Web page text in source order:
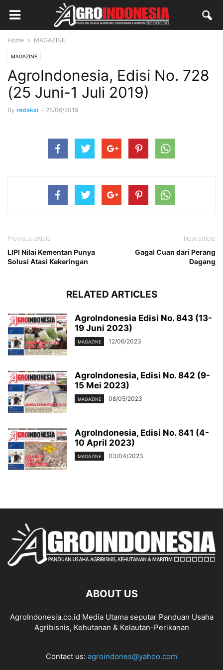
Home MAGAZINE
MAGAZINE
AgroIndonesia, Edisi No. 728
(25 Juni-1 Juli 2019)
By redaksi - 25/06/2019
Previous article
LIPI Nilai Kementan Punya
Solusi Atasi Kekeringan
Next article
Gagal Cuan dari Perang
Dagang
RELATED ARTICLES
AgroIndonesia Edisi No. 843 (13-
19 Juni 2023)
MAGAZINE 12/06/2023
AgroIndonesia, Edisi No. 842 (9-
15 Mei 2023)
MAGAZINE 08/05/2023
AgroIndonesia, Edisi No. 841 (4-
10 April 2023)
MAGAZINE 03/04/2023
ABOUT US
AgroIndonesia.co.id Media Utama seputar Panduan Usaha
Agribisnis, Kehutanan & Kelautan-Perikanan
Contact us: agroindones@yahoo.com